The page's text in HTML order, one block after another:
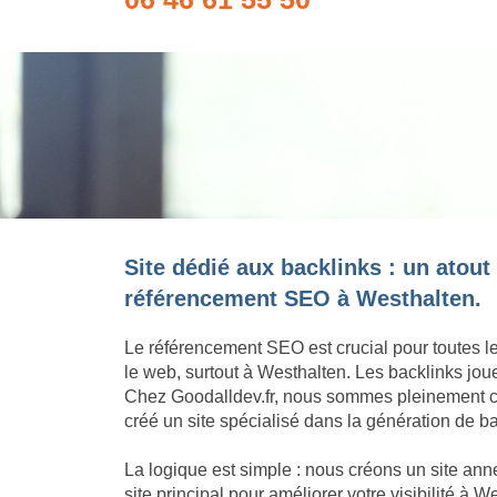
Site dédié aux backlinks : un
référencement SEO à Westhalten.
Le référencement SEO est crucial pour toutes
le web, surtout à Westhalten. Les backlinks
Chez Goodalldev.fr, nous sommes pleinement
créé un site spécialisé dans la génération de
La logique est simple : nous créons un site